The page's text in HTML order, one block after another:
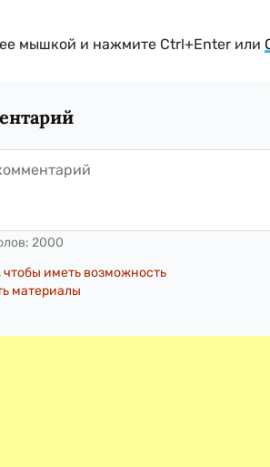
мышкой и нажмите Ctrl+Enter или
2000
чтобы иметь возможность
материалы